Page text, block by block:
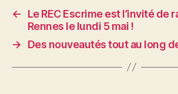
←
Le REC Escrime est l’invité de
Rennes le lundi 5 mai !
→
Des nouveautés tout au long